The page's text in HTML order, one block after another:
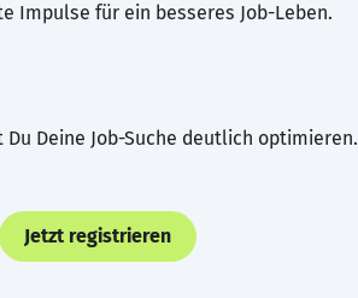
Impulse für ein besseres Job-Leben.
Deine Job-Suche deutlich optimieren.
Jetzt registrieren